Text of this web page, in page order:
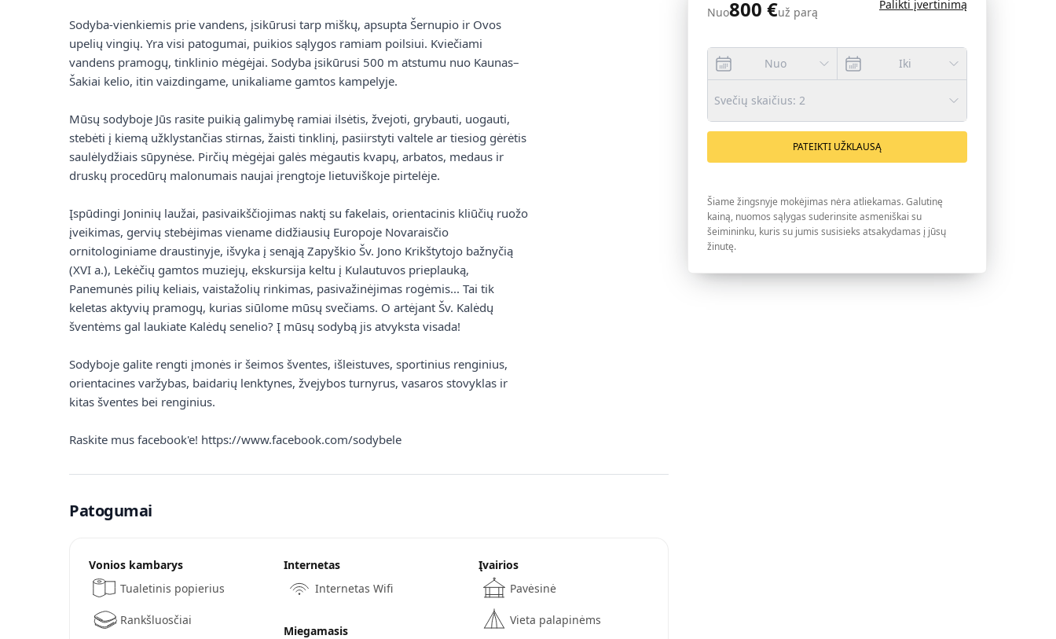
Sodyba-vienkiemis prie vandens, įsikūrusi tarp miškų, apsupta Šernupio ir Ovos
upelių vingių. Yra visi patogumai, puikios sąlygos ramiam poilsiui. Kviečiami
vandens pramogų, tinklinio mėgėjai. Sodyba įsikūrusi 500 m atstumu nuo Kaunas–
Šakiai kelio, itin vaizdingame, unikaliame gamtos kampelyje.
Mūsų sodyboje Jūs rasite puikią galimybę ramiai ilsėtis, žvejoti, grybauti, uogauti,
stebėti į kiemą užklystančias stirnas, žaisti tinklinį, pasiirstyti valtele ar tiesiog gėrėtis
saulėlydžiais sūpynėse. Pirčių mėgėjai galės mėgautis kvapų, arbatos, medaus ir
druskų procedūrų malonumais naujai įrengtoje lietuviškoje pirtelėje.
Įspūdingi Joninių laužai, pasivaikščiojimas naktį su fakelais, orientacinis kliūčių ruožo
įveikimas, gervių stebėjimas viename didžiausių Europoje Novaraisčio
ornitologiniame draustinyje, išvyka į senąją Zapyškio Šv. Jono Krikštytojo bažnyčią
(XVI a.), Lekėčių gamtos muziejų, ekskursija keltu į Kulautuvos prieplauką,
Panemunės pilių keliais, vaistažolių rinkimas, pasivažinėjimas rogėmis... Tai tik
keletas aktyvių pramogų, kurias siūlome mūsų svečiams. O artėjant Šv. Kalėdų
šventėms gal laukiate Kalėdų senelio? Į mūsų sodybą jis atvyksta visada!
Sodyboje galite rengti įmonės ir šeimos šventes, išleistuves, sportinius renginius,
orientacines varžybas, baidarių lenktynes, žvejybos turnyrus, vasaros stovyklas ir
kitas šventes bei renginius.
Raskite mus facebook'e! https://www.facebook.com/sodybele
Patogumai
Vonios kambarys
Tualetinis popierius
Rankšluosčiai
Internetas
Internetas Wifi
Miegamasis
Įvairios
Pavėsinė
Vieta palapinėms
Nuo800 €už parą
Palikti įvertinimą
Nuo Iki
Svečių skaičius: 2
PATEIKTI UŽKLAUSĄ
Šiame žingsnyje mokėjimas nėra atliekamas. Galutinę
kainą, nuomos sąlygas suderinsite asmeniškai su
šeimininku, kuris su jumis susisieks atsakydamas į jūsų
žinutę.